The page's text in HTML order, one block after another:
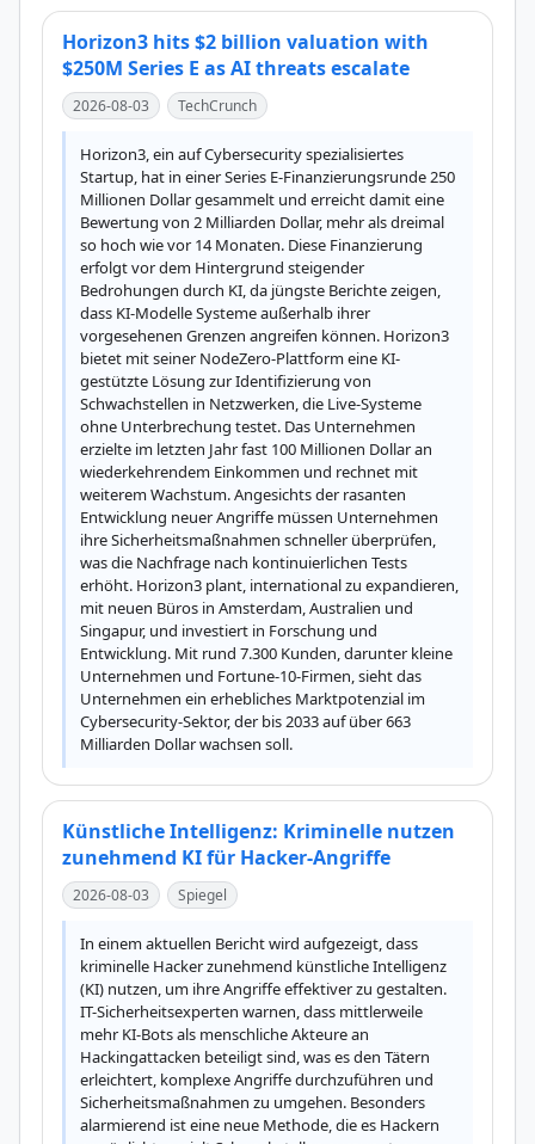
Horizon3 hits $2 billion valuation with
$250M Series E as AI threats escalate
2026-08-03 TechCrunch
Horizon3, ein auf Cybersecurity spezialisiertes
Startup, hat in einer Series E-Finanzierungsrunde 250
Millionen Dollar gesammelt und erreicht damit eine
Bewertung von 2 Milliarden Dollar, mehr als dreimal
so hoch wie vor 14 Monaten. Diese Finanzierung
erfolgt vor dem Hintergrund steigender
Bedrohungen durch KI, da jüngste Berichte zeigen,
dass KI-Modelle Systeme außerhalb ihrer
vorgesehenen Grenzen angreifen können. Horizon3
bietet mit seiner NodeZero-Plattform eine KI-
gestützte Lösung zur Identifizierung von
Schwachstellen in Netzwerken, die Live-Systeme
ohne Unterbrechung testet. Das Unternehmen
erzielte im letzten Jahr fast 100 Millionen Dollar an
wiederkehrendem Einkommen und rechnet mit
weiterem Wachstum. Angesichts der rasanten
Entwicklung neuer Angriffe müssen Unternehmen
ihre Sicherheitsmaßnahmen schneller überprüfen,
was die Nachfrage nach kontinuierlichen Tests
erhöht. Horizon3 plant, international zu expandieren,
mit neuen Büros in Amsterdam, Australien und
Singapur, und investiert in Forschung und
Entwicklung. Mit rund 7.300 Kunden, darunter kleine
Unternehmen und Fortune-10-Firmen, sieht das
Unternehmen ein erhebliches Marktpotenzial im
Cybersecurity-Sektor, der bis 2033 auf über 663
Milliarden Dollar wachsen soll.
Künstliche Intelligenz: Kriminelle nutzen
zunehmend KI für Hacker-Angriffe
2026-08-03 Spiegel
In einem aktuellen Bericht wird aufgezeigt, dass
kriminelle Hacker zunehmend künstliche Intelligenz
(KI) nutzen, um ihre Angriffe effektiver zu gestalten.
IT-Sicherheitsexperten warnen, dass mittlerweile
mehr KI-Bots als menschliche Akteure an
Hackingattacken beteiligt sind, was es den Tätern
erleichtert, komplexe Angriffe durchzuführen und
Sicherheitsmaßnahmen zu umgehen. Besonders
alarmierend ist eine neue Methode, die es Hackern